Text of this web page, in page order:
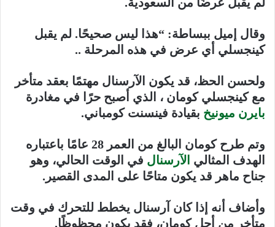
وقال إميل ببساطة: “هذا ليس صحيحًا. لم يقبل
كينجسلي أي عرض في هذه المرحلة ..
ولحسن الحظ، قد يكون الآرسنال مهتمًا بعقد متأخر
مع كينجسلي كومان ، الذي أصبح حرًا في مغادرة
بايرن ميونيخ بقيادة فينسنت كومباني.
وتم طرح كومان البالغ من العمر 28 عامًا باعتباره
الهدف المثالي الآرسنال في الوقت الحالي، وهو
جناح ماهر قد يكون متاحًا على المدى القصير.
وأضاف أنه إذا كان آرسنال يخطط للتحرك في وقت
متأخر من أجل كومان، فقد يكون محظوظًا.